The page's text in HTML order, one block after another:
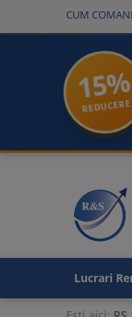
CUM
15%
REDUCERE
Lucrari